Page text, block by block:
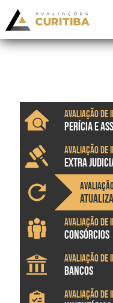
Avaliação de
PERÍCIA E
Avaliação de
EXTRA
Avaliação de
CONSÓRCIOS
Avaliação de
BANCOS
Avaliação de